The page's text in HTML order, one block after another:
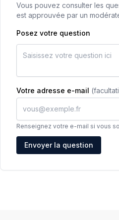
Vous pouvez consulter les
est approuvée par un
Posez votre question
Votre adresse e-mail
Renseignez votre e-mail si vous
Adresse e-mail
Envoyer la question